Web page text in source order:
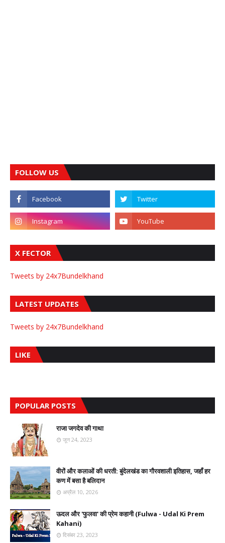
FOLLOW US
X FECTOR
Tweets by 24x7Bundelkhand
LATEST UPDATES
Tweets by 24x7Bundelkhand
LIKE
POPULAR POSTS
राजा जगदेव की गाथा
जून 24, 2023
वीरों और कलाओं की धरती: बुंदेलखंड का गौरवशाली इतिहास, जहाँ हर
कण में बसा है बलिदान
अप्रैल 10, 2026
ऊदल और 'फुलवा' की प्रेम कहानी (Fulwa - Udal Ki Prem
Kahani)
दिसंबर 23, 2023